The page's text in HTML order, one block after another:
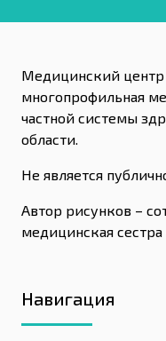
Медицинский центр
многопрофильная
частной системы
области.
Не является
Автор рисунков –
медицинская
Навигация